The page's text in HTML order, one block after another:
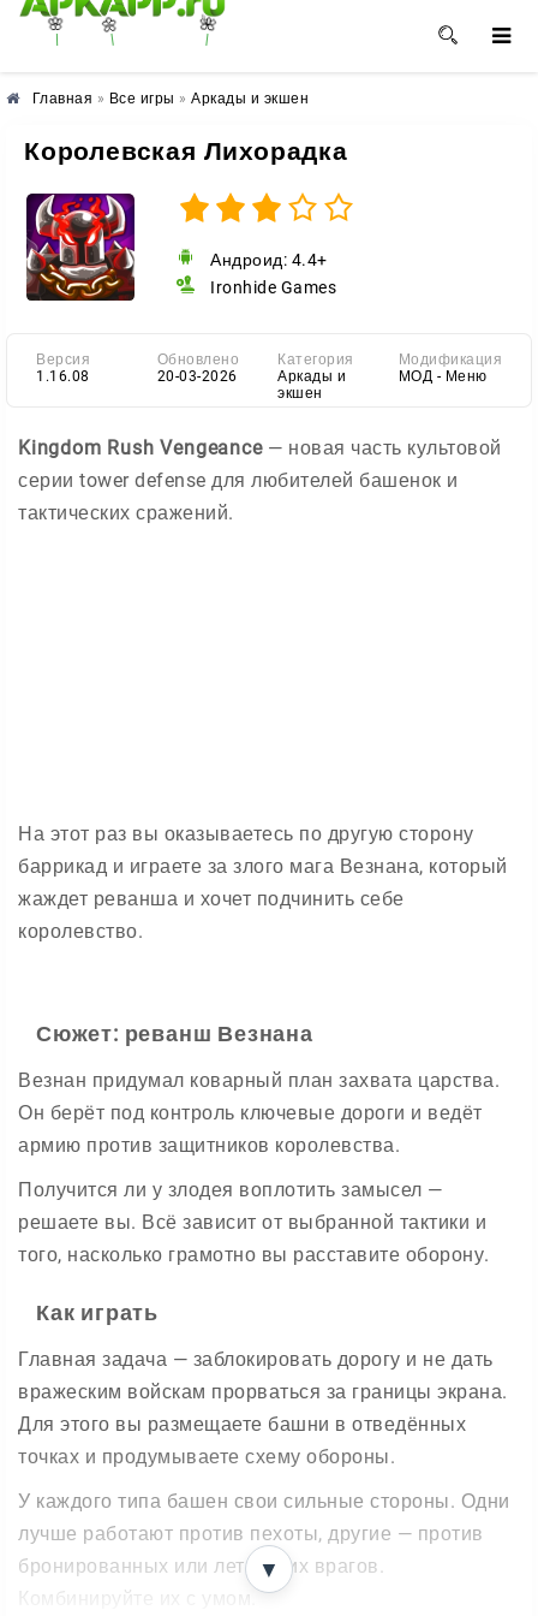
🌸 🌼 🌺
Главная » Все игры » Аркады и экшен
Королевская Лихорадка
Андроид: 4.4+
Ironhide Games
Версия
1.16.08
Обновлено
20-03-2026
Категория
Аркады и
экшен
Модификация
МОД - Меню
Kingdom Rush Vengeance— новая часть культовой
серии tower defense для любителей башенок и
тактических сражений.
На этот раз вы оказываетесь по другую сторону
баррикад и играете за злого мага Везнана, который
жаждет реванша и хочет подчинить себе
королевство.
Сюжет: реванш Везнана
Везнан придумал коварный план захвата царства.
Он берёт под контроль ключевые дороги и ведёт
армию против защитников королевства.
Получится ли у злодея воплотить замысел —
решаете вы. Всё зависит от выбранной тактики и
того, насколько грамотно вы расставите оборону.
Как играть
Главная задача — заблокировать дорогу и не дать
вражеским войскам прорваться за границы экрана.
Для этого вы размещаете башни в отведённых
точках и продумываете схему обороны.
У каждого типа башен свои сильные стороны. Одни
лучше работают против пехоты, другие — против
бронированных или летающих врагов.
Комбинируйте их с умом.
▼